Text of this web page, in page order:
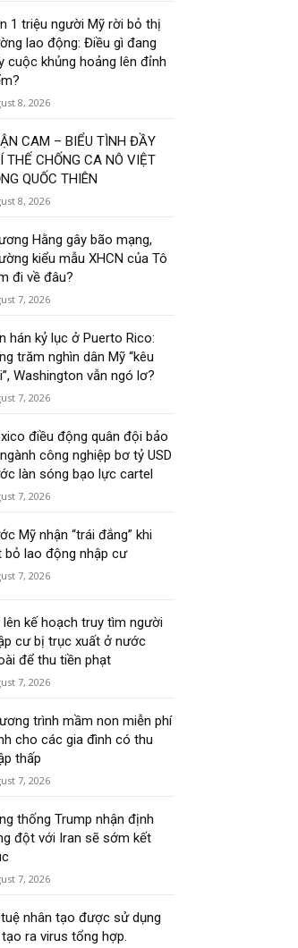
1 triệu người Mỹ rời bỏ thị
lao động: Điều gì đang
cuộc khủng hoảng lên đỉnh
8, 2026
CAM – BIỂU TÌNH ĐẦY
THẾ CHỐNG CA NÔ VIỆT
QUỐC THIÊN
8, 2026
Hằng gây bão mạng,
kiểu mẫu XHCN của Tô
đi về đâu?
7, 2026
hán kỷ lục ở Puerto Rico:
trăm nghìn dân Mỹ “kêu
Washington vẫn ngó lơ?
7, 2026
điều động quân đội bảo
công nghiệp bơ tỷ USD
làn sóng bạo lực cartel
7, 2026
Mỹ nhận “trái đắng” khi
bỏ lao động nhập cư
7, 2026
lên kế hoạch truy tìm người
cư bị trục xuất ở nước
để thu tiền phạt
7, 2026
trình mầm non miễn phí
cho các gia đình có thu
thấp
7, 2026
thống Trump nhận định
đột với Iran sẽ sớm kết
7, 2026
nhân tạo được sử dụng
ra virus tổng hợp.